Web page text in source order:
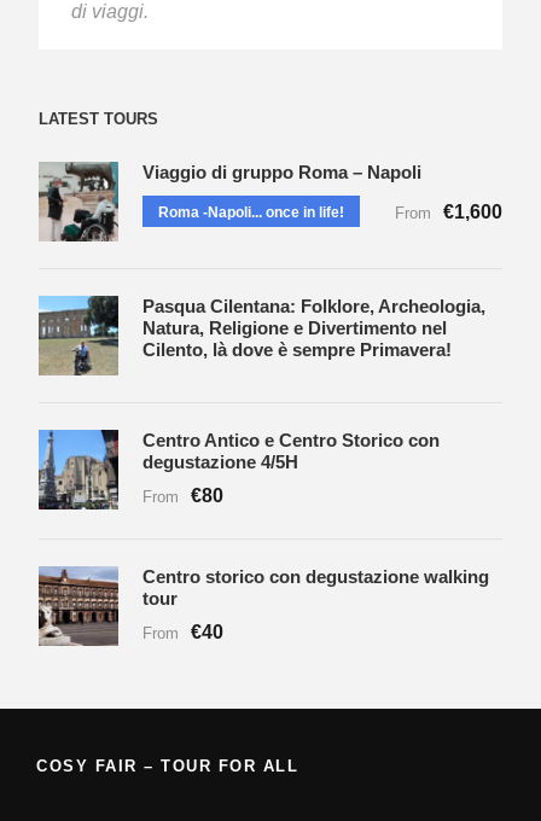
di viaggi.
LATEST TOURS
Viaggio di gruppo Roma – Napoli
Roma -Napoli... once in life! From €1,600
Pasqua Cilentana: Folklore, Archeologia,
Natura, Religione e Divertimento nel
Cilento, là dove è sempre Primavera!
Centro Antico e Centro Storico con
degustazione 4/5H
From €80
Centro storico con degustazione walking
tour
From €40
COSY FAIR – TOUR FOR ALL